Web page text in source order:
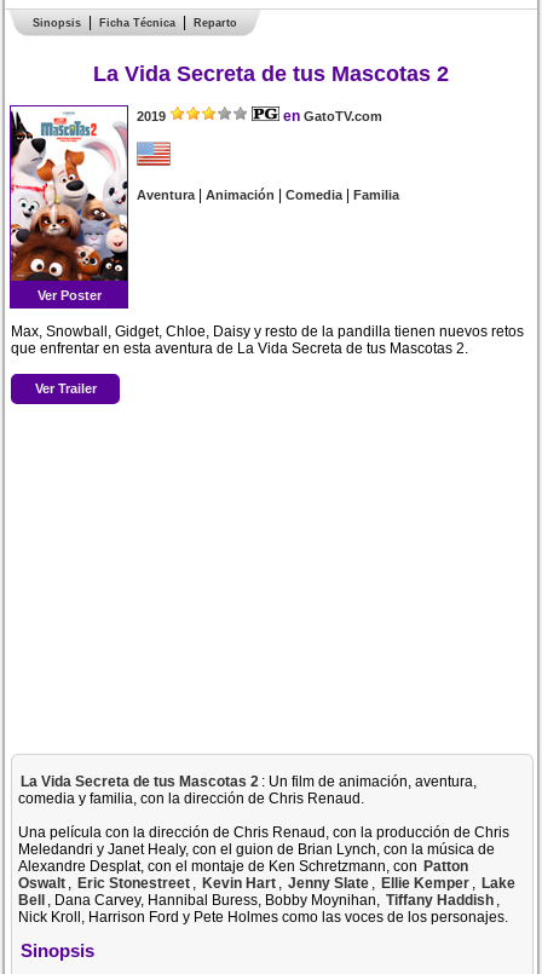
Sinopsis Ficha Técnica Reparto
La Vida Secreta de tus Mascotas 2
Ver Poster
2019 en GatoTV.com
Aventura|Animación |Comedia|Familia
Max, Snowball, Gidget, Chloe, Daisy y resto de la pandilla tienen nuevos retos
que enfrentar en esta aventura de La Vida Secreta de tus Mascotas 2.
Ver Trailer
La Vida Secreta de tus Mascotas 2 : Un film de animación, aventura,
comedia y familia, con la dirección de Chris Renaud.
Una película con la dirección de Chris Renaud, con la producción de Chris
Meledandri y Janet Healy, con el guion de Brian Lynch, con la música de
Alexandre Desplat, con el montaje de Ken Schretzmann, con Patton
Oswalt , Eric Stonestreet , Kevin Hart , Jenny Slate , Ellie Kemper , Lake
Bell
, Dana Carvey, Hannibal Buress, Bobby Moynihan, Tiffany Haddish ,
Nick Kroll, Harrison Ford y Pete Holmes como las voces de los personajes.
Sinopsis